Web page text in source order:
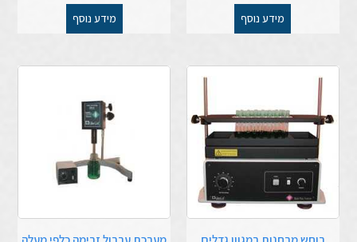
מידע נוסף מידע נוסף